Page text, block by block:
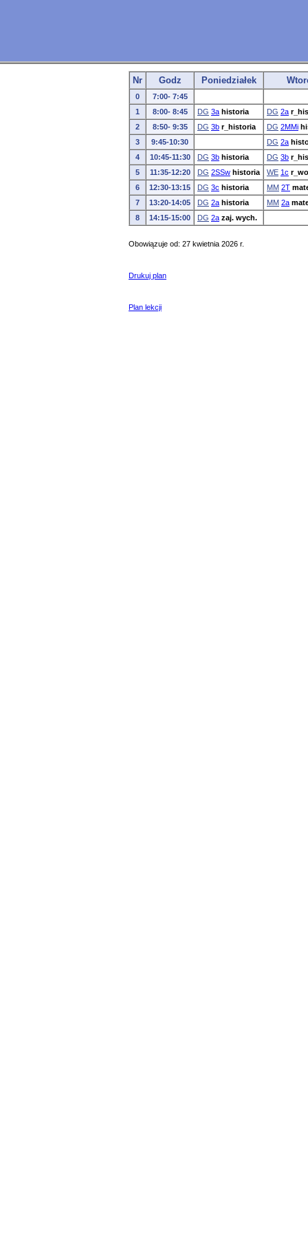
Nr Godz Poniedziałek
0
7:00- 7:45
1
8:00- 8:45 DG 3a historia DG 2a
2
8:50- 9:35 DG 3b r_historia DG 2MMi
3
9:45-10:30 DG 2a
4
10:45-11:30 DG 3b historia DG 3b
5
11:35-12:20 DG 2SSw historia WE 1c
6
12:30-13:15 DG 3c historia MM 2T
7
13:20-14:05 DG 2a historia MM 2a
8
14:15-15:00 DG 2a zaj. wych.
Obowiązuje od: 27 kwietnia 2026 r.
Drukuj plan
Plan lekcji